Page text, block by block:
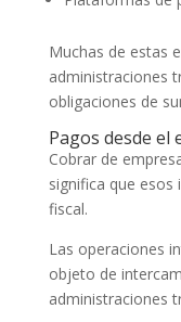
Muchas de estas
administraciones
obligaciones de
Pagos desde el
Cobrar de
significa que
fiscal.
Las operaciones
objeto de
administraciones